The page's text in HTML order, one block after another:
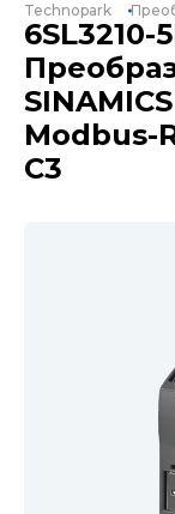
Technopark
6SL3210-
Modbus-
C3